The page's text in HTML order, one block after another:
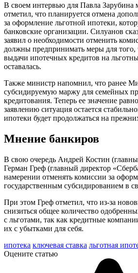
В своем интервью для Павла Зарубина
отметил, что планируется отмена
за оформление льготной ипотеки,
банковские организации. Силуанов
заявил о необходимости отменить
должны предпринимать меры для того,
выдачи ипотечных кредитов на
оставалась.
Также министр напомнил, что ранее
субсидируемую маржу для семейных
кредитования. Теперь ее значение
заявлению ситуация остается
ипотеки будет продолжаться на
Мнение банкиров
В свою очередь Андрей Костин
Герман Греф (главный директор
намерении отменять комиссии за
государственным субсидированием в
При этом Греф отметил, что из-за
снизиться общее количество
с льготами, так как кредитные
их с убытками для себя.
ипотека ключевая ставка льготная
Оцените статью